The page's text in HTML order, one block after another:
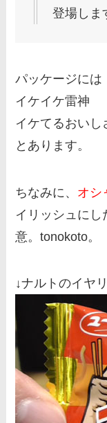
登場しま
パッケージには
イケイケ雷神
イケてるおいし
とあります。
ちなみに、 オシ
イリッシュにし
意。tonokoto。
↓ナルトのイヤ